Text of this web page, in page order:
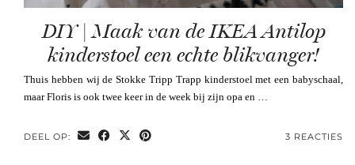
DIY | Maak van de IKEA Antilop
kinderstoel een echte blikvanger!
Thuis hebben wij de Stokke Tripp Trapp kinderstoel met een babyschaal,
maar Floris is ook twee keer in de week bij zijn opa en …
DEEL OP: 3 REACTIES